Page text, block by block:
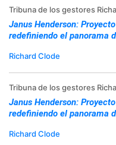
Tribuna de los gestores
Janus Henderson:
redefiniendo el panorama
Richard Clode
Tribuna de los gestores
Janus Henderson:
redefiniendo el panorama
Richard Clode